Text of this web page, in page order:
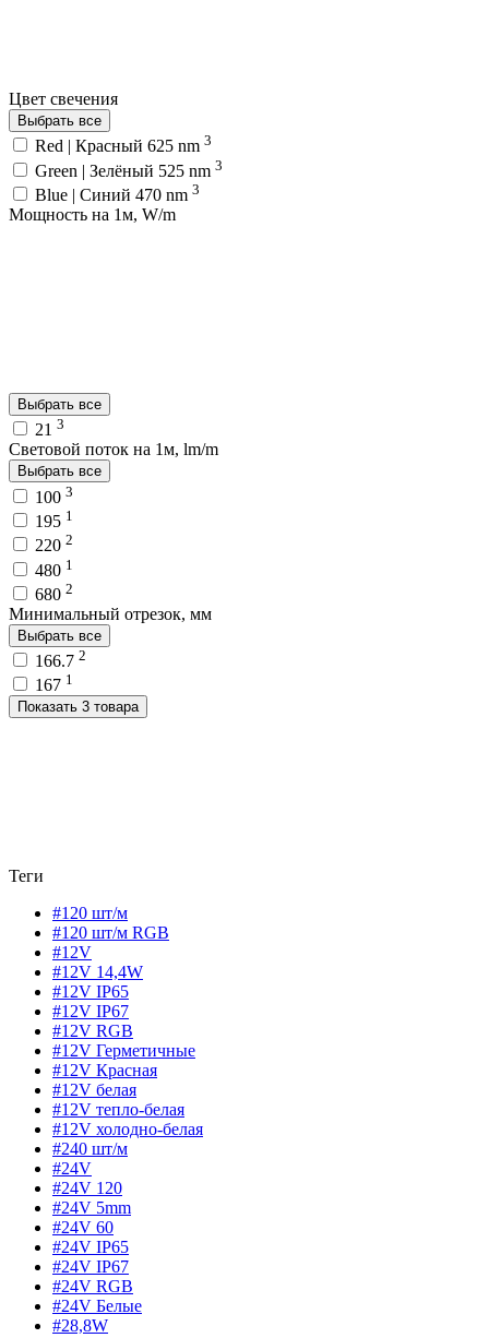
Цвет свечения
Выбрать все
Red | Красный 625 nm 3
Green | Зелёный 525 nm 3
Blue | Синий 470 nm 3
Мощность на 1м, W/m
Выбрать все
21 3
Световой поток на 1м, lm/m
Выбрать все
100 3
195 1
220 2
480 1
680 2
Минимальный отрезок, мм
Выбрать все
166.7 2
167 1
Показать 3 товара
Теги
#120 шт/м
#120 шт/м RGB
#12V
#12V 14,4W
#12V IP65
#12V IP67
#12V RGB
#12V Герметичные
#12V Красная
#12V белая
#12V тепло-белая
#12V холодно-белая
#240 шт/м
#24V
#24V 120
#24V 5mm
#24V 60
#24V IP65
#24V IP67
#24V RGB
#24V Белые
#28,8W